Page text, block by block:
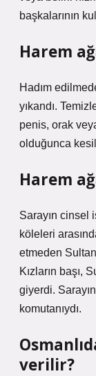
başkalarının
Harem
Hadım
yıkandı.
penis, orak
olduğunca
Harem
Sarayın cinsel
köleleri
etmeden
Kızların başı,
giyerdi.
komutanıydı.
verilir?